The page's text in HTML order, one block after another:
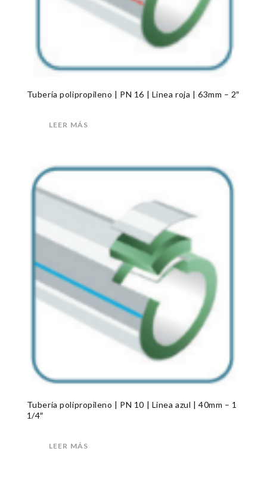
Tubería polipropileno | PN 16 | Linea roja | 63mm – 2″
LEER MÁS
Tubería polipropileno | PN 10 | Linea azul | 40mm – 1
1/4″
LEER MÁS